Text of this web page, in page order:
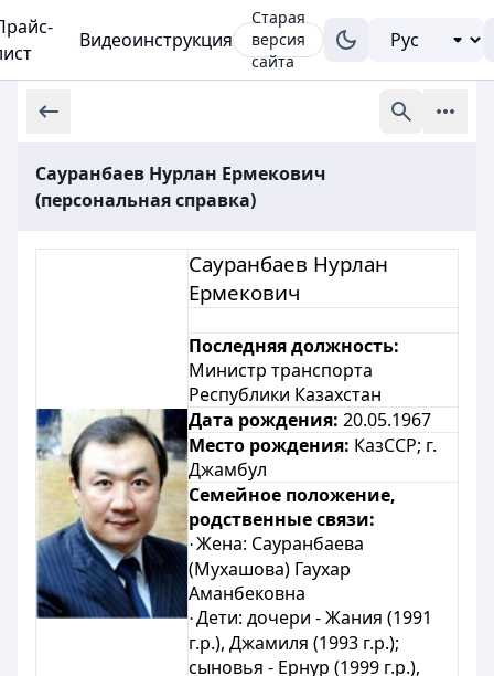
Видеоинструкция
Старая
версия
сайта
Сауранбаев Нурлан Ермекович
(персональная справка)
Сауранбаев Нурлан
Ермекович
Последняя должность:
Министр транспорта
Республики Казахстан
Дата рождения: 20.05.1967
Место рождения: КазССР; г.
Джамбул
Семейное положение,
родственные связи:
·Жена: Сауранбаева
(Мухашова) Гаухар
Аманбековна
·Дети: дочери -Жания (1991
г.р.), Джамиля (1993 г.р.);
сыновья - Ернур (1999 г.р.),